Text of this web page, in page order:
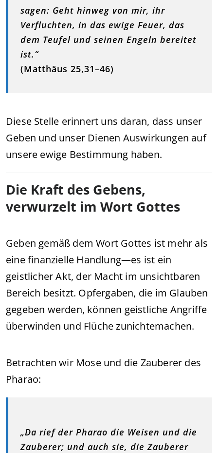
sagen: Geht hinweg von mir, ihr
Verfluchten, in das ewige Feuer, das
dem Teufel und seinen Engeln bereitet
ist.“
(Matthäus 25,31–46)
Diese Stelle erinnert uns daran, dass unser
Geben und unser Dienen Auswirkungen auf
unsere ewige Bestimmung haben.
Die Kraft des Gebens,
verwurzelt im Wort Gottes
Geben gemäß dem Wort Gottes ist mehr als
eine finanzielle Handlung—es ist ein
geistlicher Akt, der Macht im unsichtbaren
Bereich besitzt. Opfergaben, die im Glauben
gegeben werden, können geistliche Angriffe
überwinden und Flüche zunichtemachen.
Betrachten wir Mose und die Zauberer des
Pharao:
„Da rief der Pharao die Weisen und die
Zauberer; und auch sie, die Zauberer